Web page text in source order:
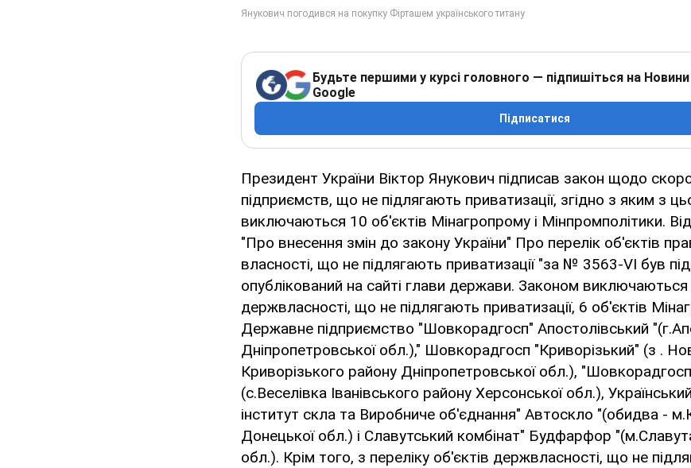
Будьте першими у курсі головного — підпишіться на Новини
Google
Підписатися
Президент України Віктор Янукович підписав закон щодо
підприємств, що не підлягають приватизації, згідно з яким з
виключаються 10 об'єктів Мінагропрому і Мінпромполітики.
"Про внесення змін до закону України" Про перелік об'єктів
власності, що не підлягають приватизації "за № 3563-VI був
опублікований на сайті глави держави. Законом виключаються
держвласності, що не підлягають приватизації, 6 об'єктів
Державне підприємство "Шовкорадгосп" Апостолівський
Дніпропетровської обл.)," Шовкорадгосп "Криворізький" (з .
Криворізького району Дніпропетровської обл.),
(с.Веселівка Іванівського району Херсонської обл.),
інститут скла та Виробниче об'єднання" Автоскло "(обидва -
Донецької обл.) і Славутський комбінат" Будфарфор
обл.). Крім того, з переліку об'єктів держвласності, що не